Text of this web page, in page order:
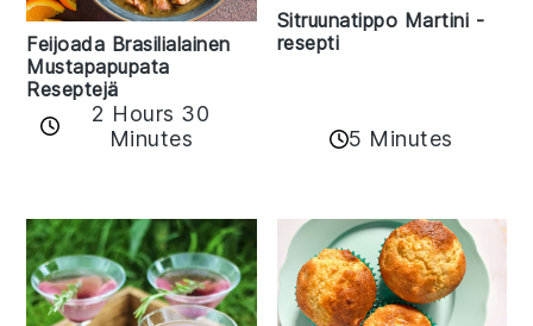
Feijoada Brasilialainen
Mustapapupata
Reseptejä
2 Hours 30
Minutes
Sitruunatippo Martini -
resepti
5 Minutes